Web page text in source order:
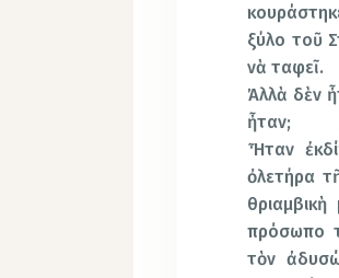
ξύλο τοῦ
νὰ ταφεῖ.
Ἀλλὰ δὲν
ἦταν;
Ἦταν
ὀλετήρα
πρόσωπο
τὸν